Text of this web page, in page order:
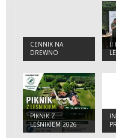
CENNIK NA
DREWNO
OBOWIĄZUJĄCY W
TRZEBCINY W 2026
R.
II
PIKNIK Z
LEŚNIKIEM 2026